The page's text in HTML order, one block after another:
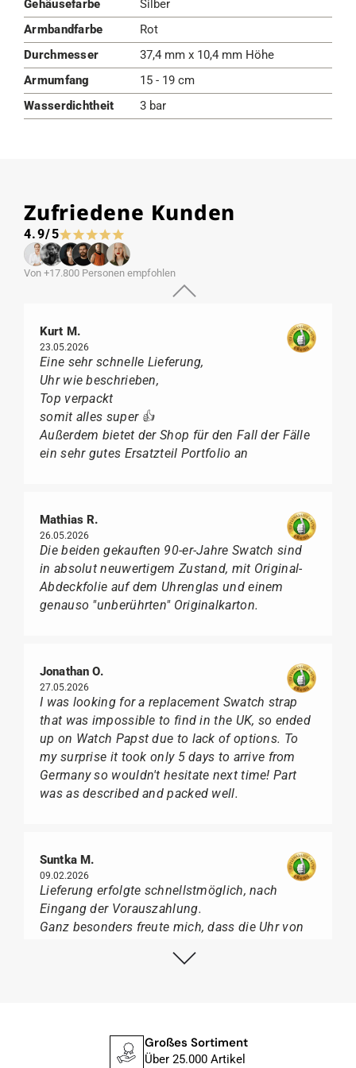
Gehäusefarbe
Silber
Armbandfarbe
Rot
Durchmesser
37,4 mm x 10,4 mm Höhe
Armumfang
15 - 19 cm
Wasserdichtheit
3 bar
Zufriedene Kunden
4.9/5
Von +17.800 Personen empfohlen
Kurt M.
23.05.2026
Eine sehr schnelle Lieferung,
Uhr wie beschrieben,
Top verpackt
somit alles super 👍
Außerdem bietet der Shop für den Fall der Fälle
ein sehr gutes Ersatzteil Portfolio an
Mathias R.
26.05.2026
Die beiden gekauften 90-er-Jahre Swatch sind
in absolut neuwertigem Zustand, mit Original-
Abdeckfolie auf dem Uhrenglas und einem
genauso "unberührten" Originalkarton.
Jonathan O.
27.05.2026
I was looking for a replacement Swatch strap
that was impossible to find in the UK, so ended
up on Watch Papst due to lack of options. To
my surprise it took only 5 days to arrive from
Germany so wouldn't hesitate next time! Part
was as described and packed well.
Suntka M.
09.02.2026
Lieferung erfolgte schnellstmöglich, nach
Eingang der Vorauszahlung.
Ganz besonders freute mich, dass die Uhr von
geliefert wurde, sondern mit der gelben
für seine professionelle Arbeit und tollen
Service extrem weiter empfehlen.
Großes Sortiment
Über 25.000 Artikel